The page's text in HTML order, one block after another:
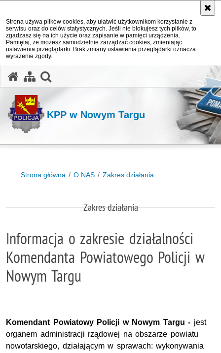
Strona używa plików cookies, aby ułatwić użytkownikom korzystanie z
serwisu oraz do celów statystycznych. Jeśli nie blokujesz tych plików, to
zgadzasz się na ich użycie oraz zapisanie w pamięci urządzenia.
Pamiętaj, że możesz samodzielnie zarządzać cookies, zmieniając
ustawienia przeglądarki. Brak zmiany ustawienia przeglądarki oznacza
wyrażenie zgody.
KPP w Nowym Targu
Strona główna O NAS Zakres działania
Zakres działania
Informacja o zakresie działalności
Komendanta Powiatowego Policji w
Nowym Targu
Komendant Powiatowy Policji w Nowym Targu - jest
organem administracji rządowej na obszarze powiatu
nowotarskiego, działającym w sprawach: wykonywania